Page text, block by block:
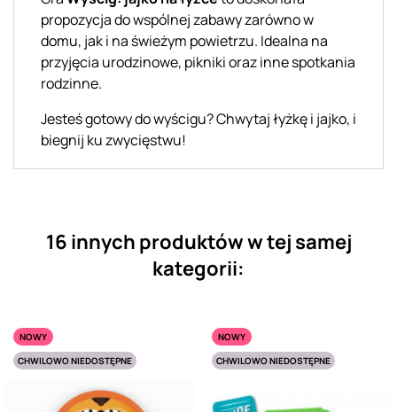
propozycja do wspólnej zabawy zarówno w
domu, jak i na świeżym powietrzu. Idealna na
przyjęcia urodzinowe, pikniki oraz inne spotkania
rodzinne.
Jesteś gotowy do wyścigu? Chwytaj łyżkę i jajko, i
biegnij ku zwycięstwu!
16 innych produktów w tej samej
kategorii:
NOWY
CHWILOWO NIEDOSTĘPNE
NOWY
CHWILOWO NIEDOSTĘPNE